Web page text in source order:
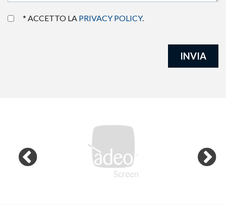
* ACCETTO LA PRIVACY POLICY.
INVIA